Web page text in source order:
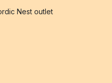
Nest outlet